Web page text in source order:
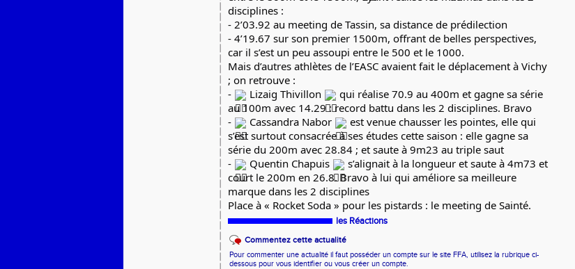
disciplines :
- 2’03.92 au meeting de Tassin, sa distance de prédilection
- 4’19.67 sur son premier 1500m, offrant de belles perspectives,
car il s’est un peu assoupi entre le 500 et le 1000.
Mais d’autres athlètes de l’EASC avaient fait le déplacement à Vichy
; on retrouve :
-
Lizaig Thivillon
qui réalise 70.9 au 400m et gagne sa série
au 100m avec 14.29 : record battu dans les 2 disciplines. Bravo
-
Cassandra Nabor
est venue chausser les pointes, elle qui
s’est surtout consacrée à ses études cette saison : elle gagne sa
série du 200m avec 28.84 ; et saute à 9m23 au triple saut
-
Quentin Chapuis
s’alignait à la longueur et saute à 4m73 et
court le 200m en 26.8. Bravo à lui qui améliore sa meilleure
marque dans les 2 disciplines
Place à « Rocket Soda » pour les pistards : le meeting de Sainté.
les Réactions
Commentez cette actualité
Pour commenter une actualité il faut posséder un compte sur le site FFA, utilisez la rubrique ci-
dessous pour vous identifier ou vous créer un compte.